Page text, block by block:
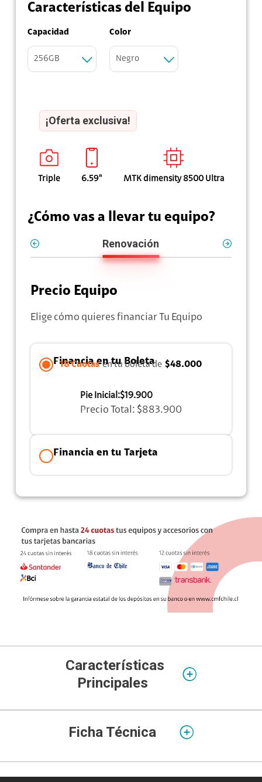
Características del Equipo
Capacidad
256GB
Color
Negro
¡Oferta exclusiva!
Triple 6.59" MTK dimensity 8500 Ultra
¿Cómo vas a llevar tu equipo?
Renovación
Precio Equipo
Elige cómo quieres financiar Tu Equipo
Financia en tu Boleta
18 Cuotas en tu boleta de $48.000
Pie Inicial:$19.900
Precio Total: $883.900
Financia en tu Tarjeta
Características
Principales
Ficha Técnica